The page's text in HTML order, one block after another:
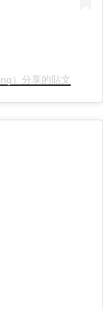
）分享的貼文